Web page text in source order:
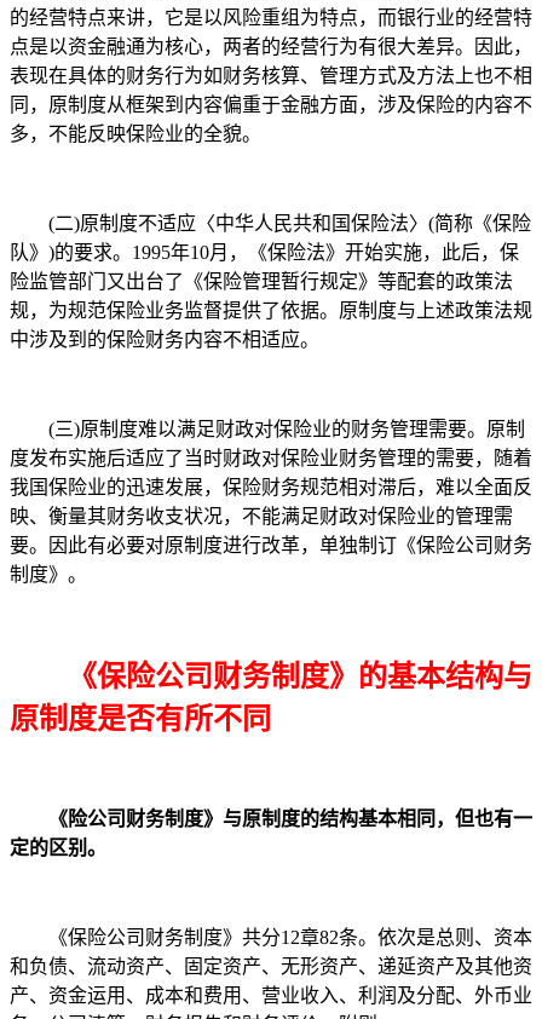
的经营特点来讲，它是以风险重组为特点，而银行业的经营特
点是以资金融通为核心，两者的经营行为有很大差异。因此，
表现在具体的财务行为如财务核算、管理方式及方法上也不相
同，原制度从框架到内容偏重于金融方面，涉及保险的内容不
多，不能反映保险业的全貌。
(二)原制度不适应〈中华人民共和国保险法〉(简称《保险
队》)的要求。1995年10月，《保险法》开始实施，此后，保
险监管部门又出台了《保险管理暂行规定》等配套的政策法
规，为规范保险业务监督提供了依据。原制度与上述政策法规
中涉及到的保险财务内容不相适应。
(三)原制度难以满足财政对保险业的财务管理需要。原制
度发布实施后适应了当时财政对保险业财务管理的需要，随着
我国保险业的迅速发展，保险财务规范相对滞后，难以全面反
映、衡量其财务收支状况，不能满足财政对保险业的管理需
要。因此有必要对原制度进行改革，单独制订《保险公司财务
制度》。
《保险公司财务制度》的基本结构与
原制度是否有所不同
《险公司财务制度》与原制度的结构基本相同，但也有一
定的区别。
《保险公司财务制度》共分12章82条。依次是总则、资本
和负债、流动资产、固定资产、无形资产、递延资产及其他资
产、资金运用、成本和费用、营业收入、利润及分配、外币业